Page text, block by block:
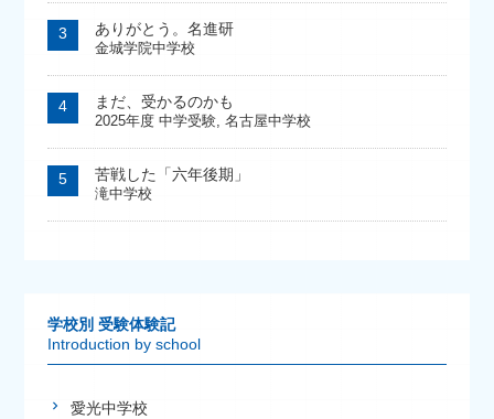
ありがとう。名進研
金城学院中学校
まだ、受かるのかも
2025年度 中学受験, 名古屋中学校
苦戦した「六年後期」
滝中学校
学校別 受験体験記
Introduction by school
愛光中学校